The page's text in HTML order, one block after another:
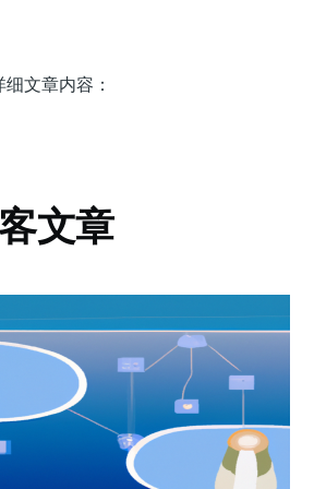
文章内容：
文章